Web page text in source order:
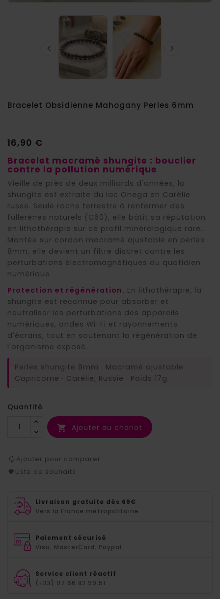
 
Bracelet Obsidienne Mahogany Perles 6mm
16,90 €
Bracelet macramé shungite : bouclier
contre la pollution numérique
Vieille de près de deux milliards d'années, la
shungite est extraite du lac Onega en Carélie
russe. Seule roche terrestre à renfermer des
fullerènes naturels (C60), elle bâtit sa réputation
en lithothérapie sur ce profil minéralogique rare.
Montée sur cordon macramé ajustable en perles
8mm, elle devient un filtre discret contre les
perturbations électromagnétiques du quotidien
numérique.
Protection et régénération. En lithothérapie, la
shungite est reconnue pour absorber et
neutraliser les perturbations des appareils
numériques, ondes Wi-Fi et rayonnements
d'écrans, tout en soutenant la régénération de
l'organisme exposé.
Perles shungite 8mm · Macramé ajustable ·
Capricorne · Carélie, Russie · Poids 17g
Quantité
 Ajouter au chariot
Ajouter pour comparer
Liste de souhaits
Livraison gratuite dès 69€
Vers la France métropolitaine
Paiement sécurisé
Visa, MasterCard, Paypal
Service client réactif
(+33) 07.66.82.99.51